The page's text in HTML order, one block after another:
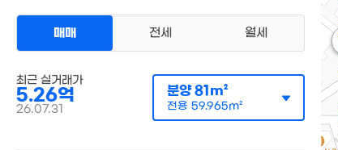
매매 전세 월세
최근 실거래가
5.26억
26.07.31
분양81m²
전용 59.965m²